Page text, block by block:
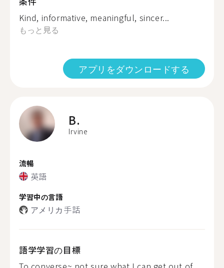
Kind, informative, meaningful, sincer...
もっと見る
アプリをダウンロードする
B.
Irvine
流暢
英語
学習中の言語
アメリカ手話
語学学習の目標